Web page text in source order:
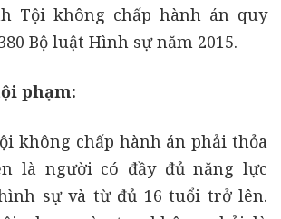
Tội không chấp hành án quy
Bộ luật Hình sự năm 2015.
phạm:
không chấp hành án phải thỏa
là người có đầy đủ năng lực
sự và từ đủ 16 tuổi trở lên.